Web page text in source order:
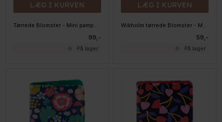
LÆG I KURVEN
Tørrede Blomster - Mini pampasgræs - Pink
99,-
På lager
LÆG I KURVEN
Wikholm tørrede Blomster - Mini pampasgræs - Sort
59,-
På lager